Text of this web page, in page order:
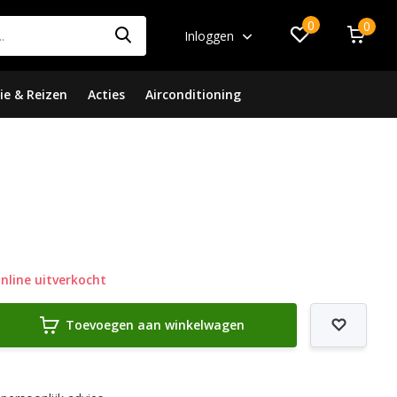
Inloggen
0 0
& Reizen Acties Airconditioning
uitverkocht
Toevoegen aan winkelwagen